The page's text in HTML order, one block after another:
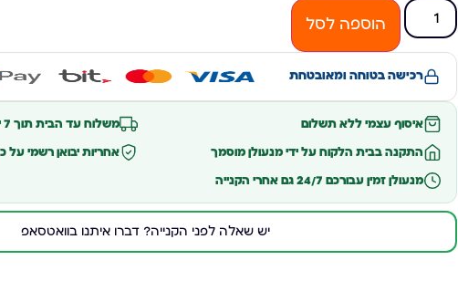
הוספה לסל
רכישה בטוחה ומאובטחת
איסוף עצמי ללא תשלום משלוח עד הבית תוך 7 ימי עסקים – לרוב מגיע קודם
התקנה בבית הלקוח על ידי מנעולן מוסמך אחריות יבואן רשמי על
מנעולן זמין עבורכם 24/7 גם אחרי הקנייה
יש שאלה לפני הקנייה? דברו איתנו בוואטסאפ